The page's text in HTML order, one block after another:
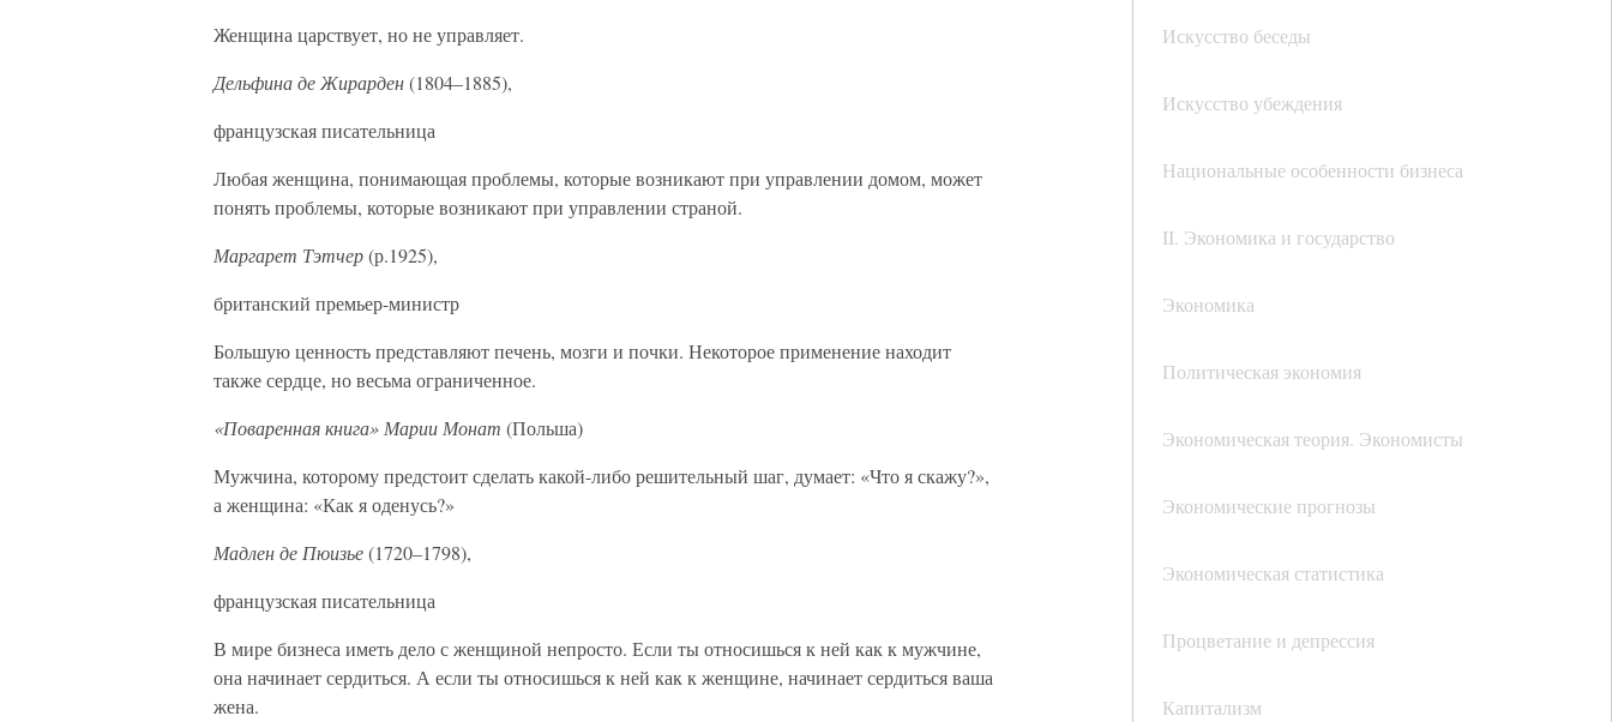
Искусство беседы
Искусство убеждения
Национальные особенности бизнеса
II. Экономика и государство
Экономика
Политическая экономия
Экономическая теория. Экономисты
Экономические прогнозы
Экономическая статистика
Процветание и депрессия
Капитализм
Женщина царствует, но не управляет.
Дельфина де Жирарден(1804–1885),
французская писательница
Любая женщина, понимающая проблемы, которые возникают при управлении домом, может
понять проблемы, которые возникают при управлении страной.
Маргарет Тэтчер(р.1925),
британский премьер-министр
Большую ценность представляют печень, мозги и почки. Некоторое применение находит
также сердце, но весьма ограниченное.
«Поваренная книга» Марии Монат (Польша)
Мужчина, которому предстоит сделать какой-либо решительный шаг, думает: «Что я скажу?»,
а женщина: «Как я оденусь?»
Мадлен де Пюизье(1720–1798),
французская писательница
В мире бизнеса иметь дело с женщиной непросто. Если ты относишься к ней как к мужчине,
она начинает сердиться. А если ты относишься к ней как к женщине, начинает сердиться ваша
жена.